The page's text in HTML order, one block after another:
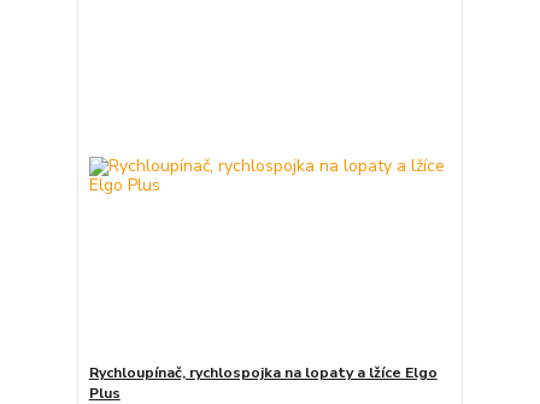
Rychloupínač, rychlospojka na lopaty a lžíce Elgo
Plus